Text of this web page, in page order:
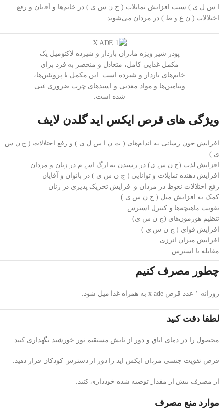
ا س ل ی ) سبب افزایش تمایلات ( ج ن س ی ) در خانم‌ها و آقایان و رفع
اختلالات ( ن ع و ظ ) در مردان می‌شوند.
پودر شیر ویژه مادران باردار و شیرده لاکتومیل یک
مکمل غذایی کامل، متعادل و منحصر به فرد برای
خانم‌های باردار و شیرده است. این مکمل با پروتئین‌ها،
ویتامین‌ها و مواد معدنی و اسیدهای چرب ضروری غنی
شده است.
ویژگی های قرص ایکس اید گلدن لایف
افزایش خون رسانی به اندام‌های ( ت ن ا س ل ی ) و رفع اختلالات ( ج ن س
ی )
افزایش لذت (ج ن س ی) در رسیدن به ارگ اس م در زنان و مردان
افزایش دهنده تمایلات و توانایی ( ج ن س ی ) در بانوان و آقایان
رفع اختلالات نعوظ در مردان و افزایش تحریک پذیری در زنان
کمک به افزایش میل ( ج ن س ی )
تقویت ماهیچه‌ها و کنترل استرس
تنظیم هورمون‌های (ج ن س ی)
افزایش قوای ( ج ن س ی )
افزایش میزان انرژی
مقابله با استرس
چطور مصرف کنیم
روزانه ۱ عدد قرص x-ade به همراه غذا میل شود.
لطفا دقت کنید
محصول را در دمای اتاق و دور از تابش مستقیم نور خورشید نگهداری کنید.
قرص تقویت جنسی مردان ایکس اید را دور از دسترس کودکان قرار دهید.
از مصرف بیش از مقدار توصیه شده خودداری کنید.
موارد منع مصرف